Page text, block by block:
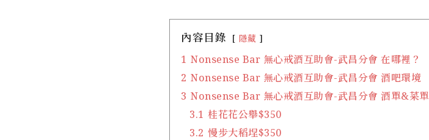
內容目錄 隱藏
1 Nonsense Bar 無心戒酒互助會-武昌分會 在哪裡？
2 Nonsense Bar 無心戒酒互助會-武昌分會 酒吧環境
3 Nonsense Bar 無心戒酒互助會-武昌分會 酒單&菜單
3.1 桂花花公舉$350
3.2 慢步大稻埕$350